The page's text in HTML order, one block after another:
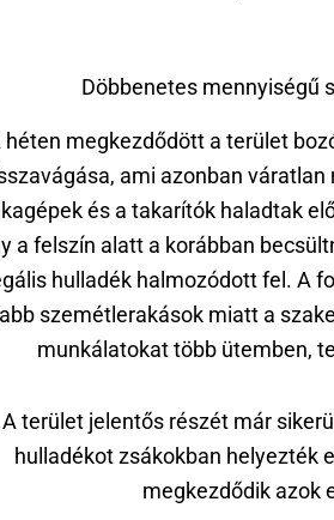
Döbbenetes mennyiségű
héten megkezdődött a terület
ami azonban
és a takarítók haladtak
a felszín alatt a korábban
hulladék halmozódott fel. A
szemétlerakások miatt a
munkálatokat több ütemben,
A terület jelentős részét már
hulladékot zsákokban helyezték
megkezdődik azok